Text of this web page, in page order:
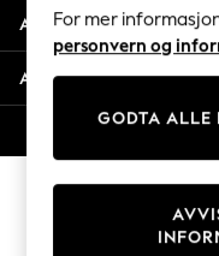
Trending:
Toy Story
THE SET
Coats &
Sweatshirts
Knitwear
Cardigans
Dresses
Avdelinger
Andre tjenester
For mer
personvern og
GODTA ALLE